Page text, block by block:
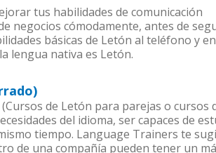
tus habilidades de comunicación
negocios cómodamente, antes de
básicas de Letón al teléfono y en
lengua nativa es Letón.
de Letón para parejas o cursos
del idioma, ser capaces de
tiempo. Language Trainers te
de una compañía pueden tener un